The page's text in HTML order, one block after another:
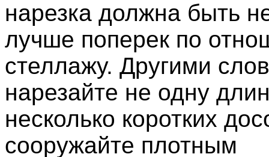
нарезка должна быть
лучше поперек по
стеллажу. Другими
нарезайте не одну
несколько коротких
сооружайте плотным